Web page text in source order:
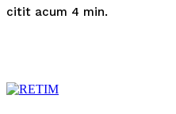
citit acum 4 min.